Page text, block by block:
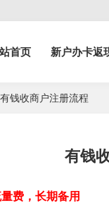
首页 新户办卡返
有钱收商户注册流程
有钱
费，长期备用